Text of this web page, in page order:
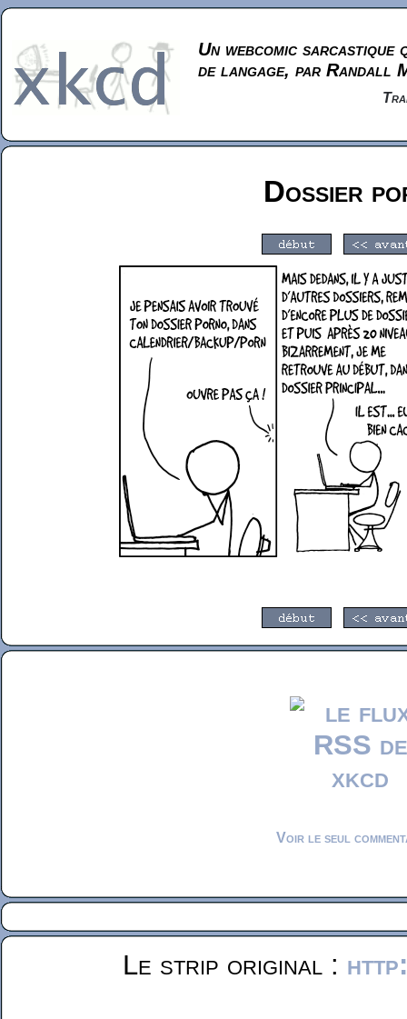
Un webcomic sarcastique
de langage, par Randall
Dossier
Voir le seul
Le strip original :